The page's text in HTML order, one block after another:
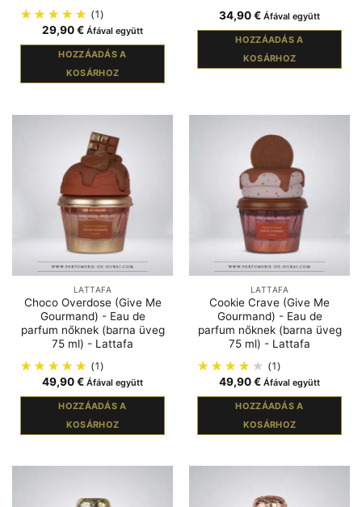
(1)
29,90€ Áfával együtt
HOZZÁADÁS A
KOSÁRHOZ
34,90€ Áfával együtt
HOZZÁADÁS A
KOSÁRHOZ
LATTAFA
Choco Overdose (Give Me
Gourmand) - Eau de
parfum nőknek (barna üveg
75 ml) - Lattafa
(1)
49,90€ Áfával együtt
HOZZÁADÁS A
KOSÁRHOZ
LATTAFA
Cookie Crave (Give Me
Gourmand) - Eau de
parfum nőknek (barna üveg
75 ml) - Lattafa
(1)
49,90€ Áfával együtt
HOZZÁADÁS A
KOSÁRHOZ